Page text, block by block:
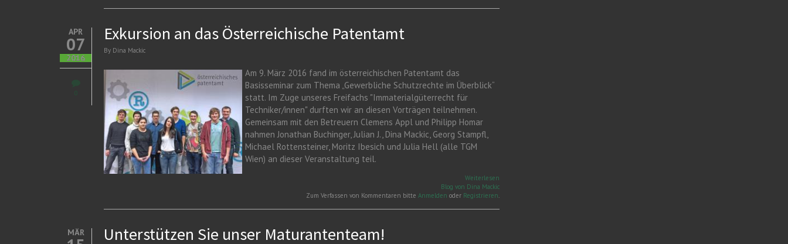
APR
07
2016
Exkursion an das Österreichische Patentamt
By Dina Mackic
Am 9. März 2016 fand im österreichischen Patentamt das
Basisseminar zum Thema „Gewerbliche Schutzrechte im Überblick“
statt. Im Zuge unseres Freifachs "Immaterialgüterrecht für
Techniker/innen" durften wir an diesen Vorträgen teilnehmen.
Gemeinsam mit den Betreuern Clemens Appl und Philipp Homar
nahmen Jonathan Buchinger, Julian J., Dina Mackic, Georg Stampfl,
Michael Rottensteiner, Moritz Ibesich und Julia Hell (alle TGM
Wien) an dieser Veranstaltung teil.
Weiterlesen
Blog von Dina Mackic
Zum Verfassen von Kommentaren bitte Anmelden oder Registrieren
MÄR Unterstützen Sie unser Maturantenteam!